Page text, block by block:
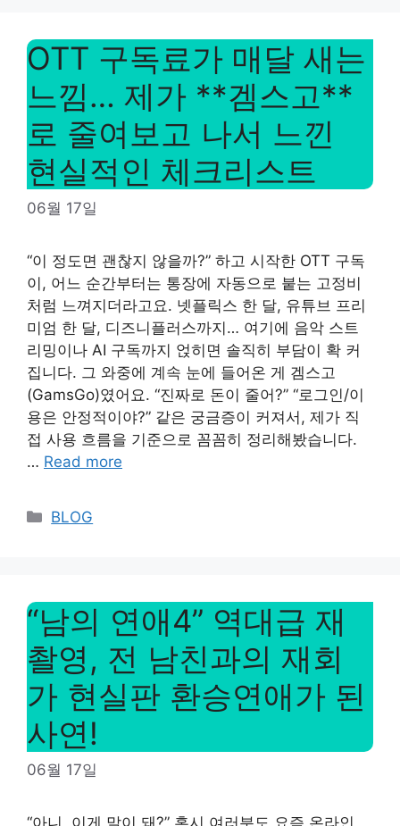
OTT 구독료가 매달 새는
느낌… 제가 **겜스고**
로 줄여보고 나서 느낀
현실적인 체크리스트
06월 17일
“이 정도면 괜찮지 않을까?” 하고 시작한 OTT 구독
이, 어느 순간부터는 통장에 자동으로 붙는 고정비
처럼 느껴지더라고요. 넷플릭스 한 달, 유튜브 프리
미엄 한 달, 디즈니플러스까지… 여기에 음악 스트
리밍이나 AI 구독까지 얹히면 솔직히 부담이 확 커
집니다. 그 와중에 계속 눈에 들어온 게 겜스고
(GamsGo)였어요. “진짜로 돈이 줄어?” “로그인/이
용은 안정적이야?” 같은 궁금증이 커져서, 제가 직
접 사용 흐름을 기준으로 꼼꼼히 정리해봤습니다.
… Read more
Categories
BLOG
“남의 연애4” 역대급 재
촬영, 전 남친과의 재회
가 현실판 환승연애가 된
사연!
06월 17일
“아니, 이게 말이 돼?” 혹시 여러분도 요즘 온라인